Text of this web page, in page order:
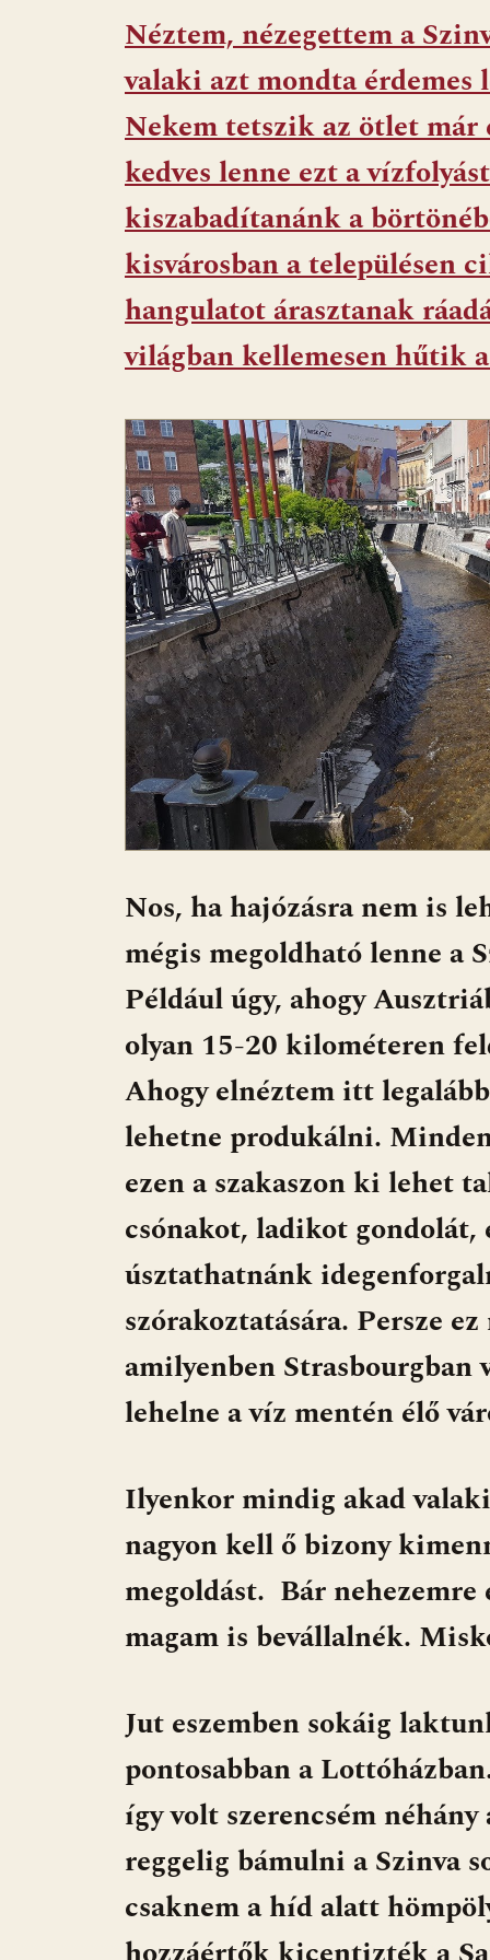
e
b
o
o
k
er at
s
A
p
p
d
di
t
ai
l
t za
m
e
g
Néztem, nézegettem a
valaki azt mondta
Nekem tetszik az ötlet már
kedves lenne ezt a
kiszabadítanánk a
kisvárosban a településen
hangulatot árasztanak
világban kellemesen hűtik
Nos, ha hajózásra nem is
mégis megoldható lenne a
Például úgy, ahogy
olyan 15-20 kilométeren
Ahogy elnéztem itt
lehetne produkálni.
ezen a szakaszon ki lehet
csónakot, ladikot
úsztathatnánk
szórakoztatására. Persze
amilyenben
lehelne a víz mentén élő
Ilyenkor mindig akad
nagyon kell ő bizony
megoldást. Bár
magam is bevállalnék.
Jut eszemben sokáig
pontosabban a
így volt szerencsém
reggelig bámulni a Szinva
csaknem a híd alatt